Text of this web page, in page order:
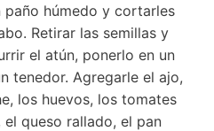
paño húmedo y cortarles
Retirar las semillas y
el atún, ponerlo en un
tenedor. Agregarle el ajo,
los huevos, los tomates
queso rallado, el pan